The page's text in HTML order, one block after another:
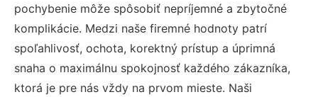
pochybenie môže spôsobiť nepríjemné a zbytočné
komplikácie. Medzi naše firemné hodnoty patrí
spoľahlivosť, ochota, korektný prístup a úprimná
snaha o maximálnu spokojnosť každého zákazníka,
ktorá je pre nás vždy na prvom mieste. Naši